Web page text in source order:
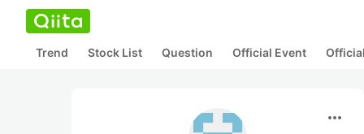
Trend Stock List Question Official Event
more_horiz